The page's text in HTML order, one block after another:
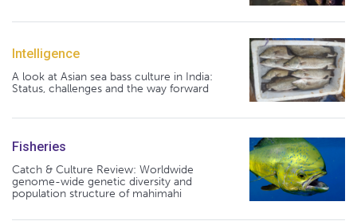
Intelligence
A look at Asian sea bass culture in India:
Status, challenges and the way forward
Fisheries
Catch & Culture Review: Worldwide
genome-wide genetic diversity and
population structure of mahimahi